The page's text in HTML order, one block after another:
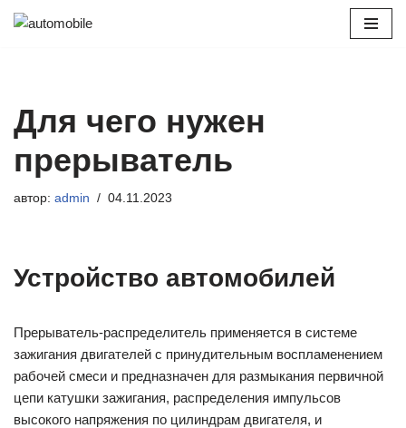
Для чего нужен
прерыватель
автор: admin 04.11.2023
Устройство автомобилей
Прерыватель-распределитель применяется в системе
зажигания двигателей с принудительным воспламенением
рабочей смеси и предназначен для размыкания первичной
цепи катушки зажигания, распределения импульсов
высокого напряжения по цилиндрам двигателя, и